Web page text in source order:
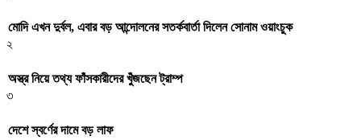
মোদি এখন দুর্বল, এবার বড় আন্দোলনের সতর্কবার্তা দিলেন সোনাম ওয়াংচুক
২
অস্ত্র নিয়ে তথ্য ফাঁসকারীদের খুঁজছেন ট্রাম্প
৩
দেশে স্বর্ণের দামে বড় লাফ